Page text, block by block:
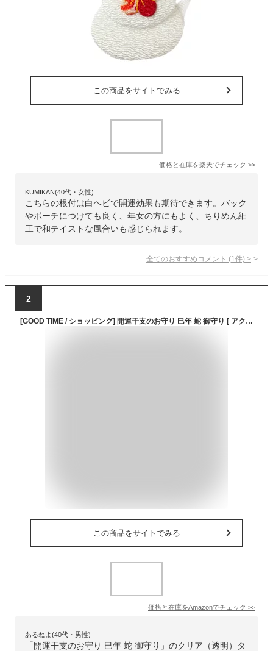
この商品をサイトでみる
価格と在庫を楽天でチェック >>
KUMIKAN(40代・女性)
こちらの根付は白ヘビで開運効果も期待できます。バック
やポーチにつけても良く、年女の方にもよく、ちりめん細
工で和テイストな風合いも感じられます。
全てのおすすめコメント (1 件) >
2
[GOOD TIME / ショッピング] 開運干支のお守り 巳年 蛇 御守り [ アクリルタイプ ] 乙巳 きのとみ へび 令和7年 2025年 開運 根付 ストラップ 縁起物 招福 幸運 年賀 プレゼント (クリア（透明）)
この商品をサイトでみる
価格と在庫をAmazonでチェック >>
あるねよ(40代・男性)
「開運干支のお守り 巳年 蛇 御守り」のクリア（透明）タ